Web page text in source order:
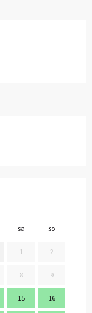
sa so
1 2
8 9
15 16